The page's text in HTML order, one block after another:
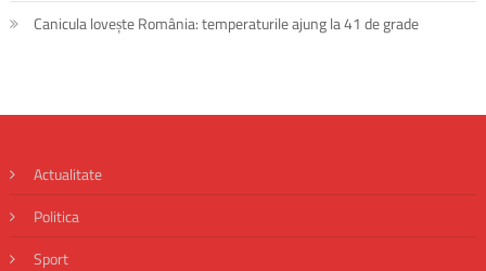
Canicula lovește România: temperaturile ajung la 41 de grade
Actualitate
Politica
Sport